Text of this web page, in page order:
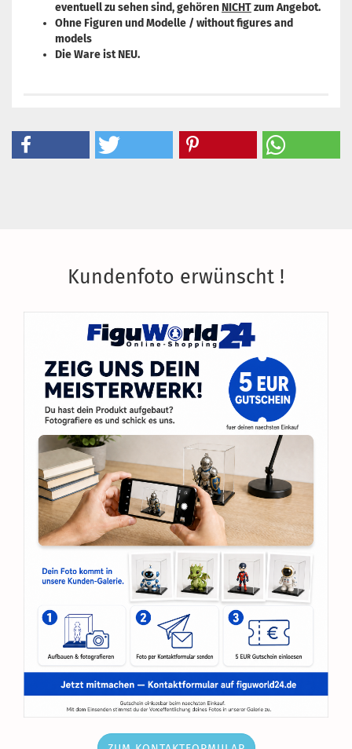
eventuell zu sehen sind, gehören NICHTzum Angebot.
Ohne Figuren und Modelle / without figures and
models
Die Ware ist NEU.
Kundenfoto erwünscht !